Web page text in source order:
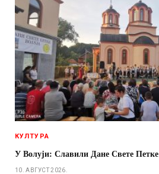
КУЛТУРА
У Волуји: Славили Дане Свете Петке
10. АВГУСТ 2026.